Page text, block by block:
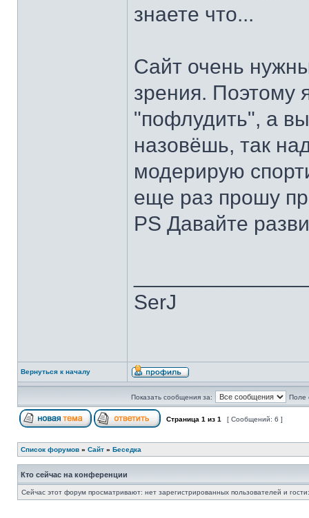
знаете что...
Сайт очень
зрения. Поэтому
"пофлудить", а
назовёшь, так
модерирую
еще раз прошу
PS Давайте
SerJ
Вернуться к началу
Показать сообщения за: Поле
Страница 1 из 1 [ Сообщений: 6 ]
Список форумов » Сайт » Беседка
Кто сейчас на конференции
Сейчас этот форум просматривают: нет зарегистрированных пользователей и